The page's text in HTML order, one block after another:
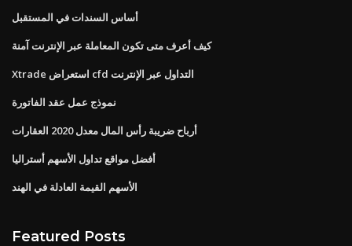
أساس السندات في المستقبل
كيف أعرف متى تكون المعاملة عبر الإنترنت آمنة
Xtrade استعراض cfd التداول عبر الإنترنت
نموذج عمل عقد الفاتورة
أرباح ضريبة رأس المال معدل 2020 العقارات
أفضل مواقع تداول الأسهم أستراليا
الأسهم القيمة العادلة في الهند
Featured Posts